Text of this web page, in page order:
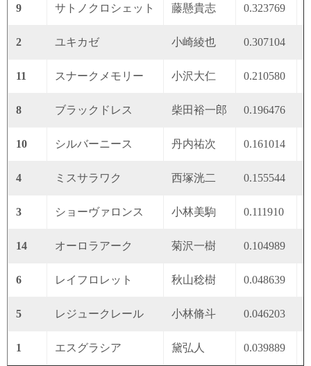
9 サトノクロシェット 藤懸貴志 0.323769
2 ユキカゼ 小崎綾也 0.307104
11 スナークメモリー 小沢大仁 0.210580
8 ブラックドレス 柴田裕一郎 0.196476
10 シルバーニース 丹内祐次 0.161014
4 ミスサラワク 西塚洸二 0.155544
3 ショーヴァロンス 小林美駒 0.111910
14 オーロラアーク 菊沢一樹 0.104989
6 レイフロレット 秋山稔樹 0.048639
5 レジュークレール 小林脩斗 0.046203
1 エスグラシア 黛弘人 0.039889